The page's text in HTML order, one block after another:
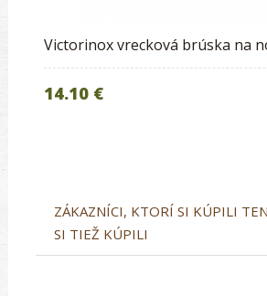
Victorinox vrecková brúska na
14.10 €
ZÁKAZNÍCI, KTORÍ SI KÚPILI
SI TIEŽ KÚPILI